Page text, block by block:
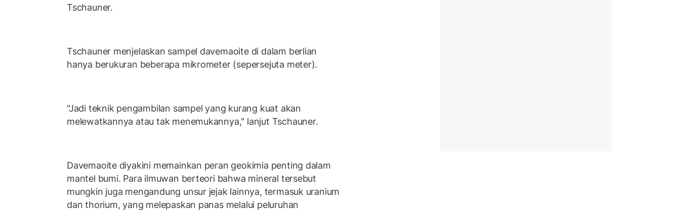
Tschauner.
Tschauner menjelaskan sampel davemaoite di dalam berlian
hanya berukuran beberapa mikrometer (sepersejuta meter).
"Jadi teknik pengambilan sampel yang kurang kuat akan
melewatkannya atau tak menemukannya," lanjut Tschauner.
Davemaoite diyakini memainkan peran geokimia penting dalam
mantel bumi. Para ilmuwan berteori bahwa mineral tersebut
mungkin juga mengandung unsur jejak lainnya, termasuk uranium
dan thorium, yang melepaskan panas melalui peluruhan